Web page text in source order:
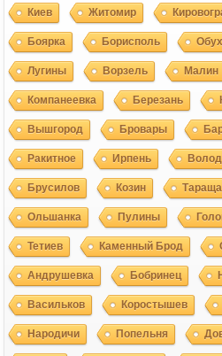
Киев Житомир
Боярка Борисполь
Лугины Ворзель Малин
Компанеевка Березань
Вышгород Бровары
Ракитное Ирпень
Брусилов Козин Тараща
Ольшанка Пулины
Тетиев Каменный Брод
Андрушевка Бобринец
Васильков Коростышев
Народичи Попельня